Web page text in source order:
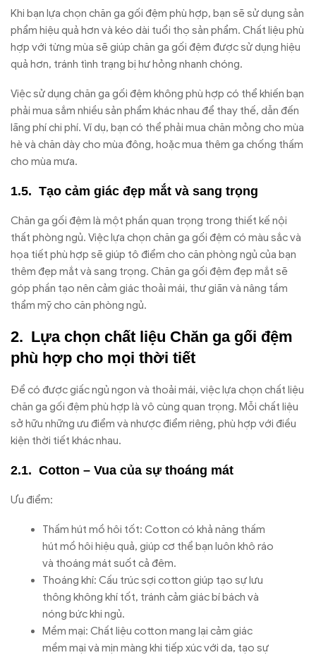
Khi bạn lựa chọn chăn ga gối đệm phù hợp, bạn sẽ sử dụng sản
phẩm hiệu quả hơn và kéo dài tuổi thọ sản phẩm. Chất liệu phù
hợp với từng mùa sẽ giúp chăn ga gối đệm được sử dụng hiệu
quả hơn, tránh tình trạng bị hư hỏng nhanh chóng.
Việc sử dụng chăn ga gối đệm không phù hợp có thể khiến bạn
phải mua sắm nhiều sản phẩm khác nhau để thay thế, dẫn đến
lãng phí chi phí. Ví dụ, bạn có thể phải mua chăn mỏng cho mùa
hè và chăn dày cho mùa đông, hoặc mua thêm ga chống thấm
cho mùa mưa.
Tạo cảm giác đẹp mắt và sang trọng
Chăn ga gối đệm là một phần quan trọng trong thiết kế nội
thất phòng ngủ. Việc lựa chọn chăn ga gối đệm có màu sắc và
họa tiết phù hợp sẽ giúp tô điểm cho căn phòng ngủ của bạn
thêm đẹp mắt và sang trọng. Chăn ga gối đệm đẹp mắt sẽ
góp phần tạo nên cảm giác thoải mái, thư giãn và nâng tầm
thẩm mỹ cho căn phòng ngủ.
Lựa chọn chất liệu Chăn ga gối đệm
phù hợp cho mọi thời tiết
Để có được giấc ngủ ngon và thoải mái, việc lựa chọn chất liệu
chăn ga gối đệm phù hợp là vô cùng quan trọng. Mỗi chất liệu
sở hữu những ưu điểm và nhược điểm riêng, phù hợp với điều
kiện thời tiết khác nhau.
Cotton – Vua của sự thoáng mát
Ưu điểm:
Thấm hút mồ hôi tốt: Cotton có khả năng thấm
hút mồ hôi hiệu quả, giúp cơ thể bạn luôn khô ráo
và thoáng mát suốt cả đêm.
Thoáng khí: Cấu trúc sợi cotton giúp tạo sự lưu
thông không khí tốt, tránh cảm giác bí bách và
nóng bức khi ngủ.
Mềm mại: Chất liệu cotton mang lại cảm giác
mềm mại và mịn màng khi tiếp xúc với da, tạo sự